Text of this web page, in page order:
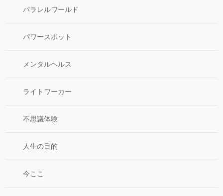
パラレルワールド
パワースポット
メンタルヘルス
ライトワーカー
不思議体験
人生の目的
今ここ